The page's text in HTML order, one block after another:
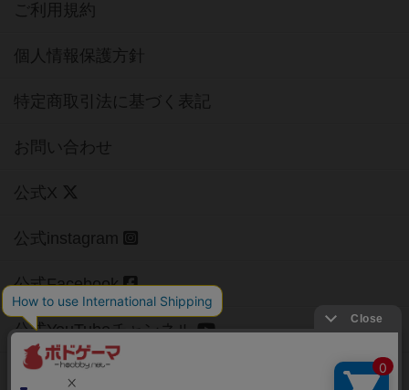
ご利用規約
個人情報保護方針
特定商取引法に基づく表記
お問い合わせ
公式X
公式instagram
公式Facebook
公式YouTubeチャンネル